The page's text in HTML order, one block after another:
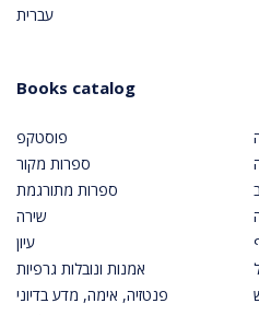
עברית
Books catalog
פוסטקפ
ספרות מקור
ספרות מתורגמת
שירה
עיון
אמנות ונובלות גרפיות
פנטזיה, אימה, מדע בדיוני